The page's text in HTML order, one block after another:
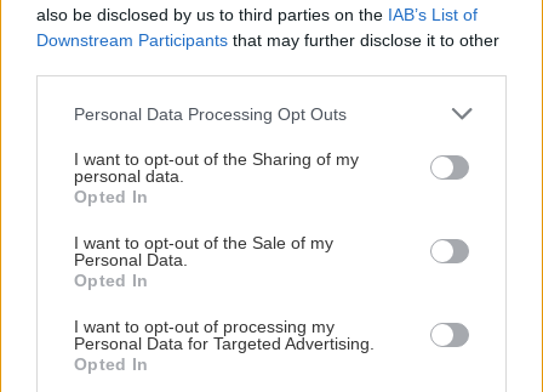
also be disclosed by us to third parties on the IAB’s List of
Downstream Participants that may further disclose it to other
Please note that this website/app uses one or more Google
not limited to your visit or usage behaviour. You may click to
grant or deny consent to Google and its third-party tags to
use your data for below specified purposes in below Google
consent section.
Personal Data Processing Opt Outs
I want to opt-out of the Sharing of my
personal data.
Opted In
I want to opt-out of the Sale of my
Personal Data.
Opted In
I want to opt-out of processing my
Personal Data for Targeted Advertising.
Opted In
Διαβάστε επίσης